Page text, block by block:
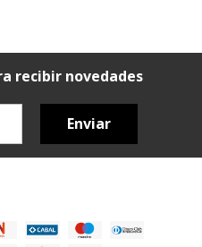
recibir novedades
Enviar